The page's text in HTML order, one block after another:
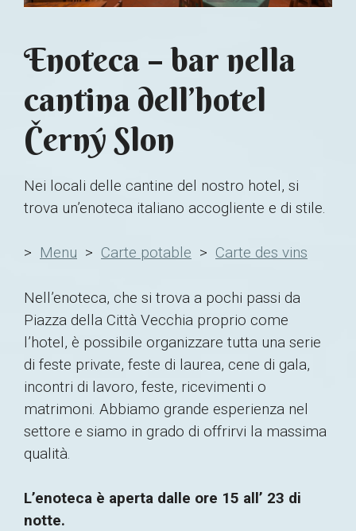
Enoteca – bar nella
cantina dell’hotel
Černý Slon
Nei locali delle cantine del nostro hotel, si
trova un’enoteca italiano accogliente e di stile.
> Menu > Carte potable > Carte des vins
Nell’enoteca, che si trova a pochi passi da
Piazza della Città Vecchia proprio come
l’hotel, è possibile organizzare tutta una serie
di feste private, feste di laurea, cene di gala,
incontri di lavoro, feste, ricevimenti o
matrimoni. Abbiamo grande esperienza nel
settore e siamo in grado di offrirvi la massima
qualità.
L’enoteca è aperta dalle ore 15 all’ 23 di
notte.